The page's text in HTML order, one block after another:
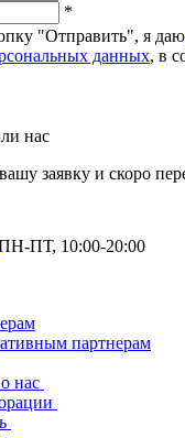
*
"Отправить", я даю
данных, в
нас
заявку и скоро
ПТ, 10:00-20:00
партнерам
нас